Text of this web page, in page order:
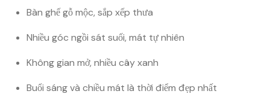
Bàn ghế gỗ mộc, sắp xếp thưa
Nhiều góc ngồi sát suối, mát tự nhiên
Không gian mở, nhiều cây xanh
Buổi sáng và chiều mát là thời điểm đẹp nhất